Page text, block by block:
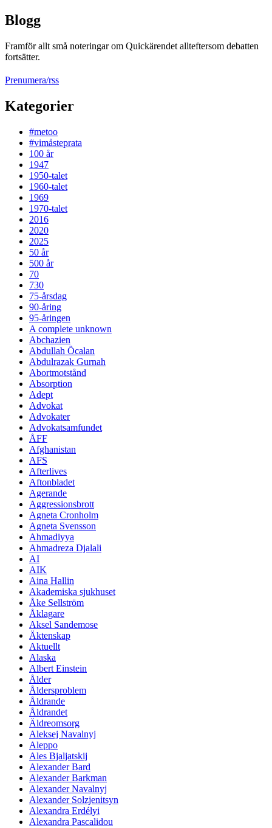
Blogg
Framför allt små noteringar om Quickärendet allteftersom debatten
fortsätter.
Prenumera/rss
Kategorier
#metoo
#vimåsteprata
100 år
1947
1950-talet
1960-talet
1969
1970-talet
2016
2020
2025
50 år
500 år
70
730
75-årsdag
90-åring
95-åringen
A complete unknown
Abchazien
Abdullah Öcalan
Abdulrazak Gurnah
Abortmotstånd
Absorption
Adept
Advokat
Advokater
Advokatsamfundet
ÅFF
Afghanistan
AFS
Afterlives
Aftonbladet
Agerande
Aggressionsbrott
Agneta Cronholm
Agneta Svensson
Ahmadiyya
Ahmadreza Djalali
AI
AIK
Aina Hallin
Akademiska sjukhuset
Åke Sellström
Åklagare
Aksel Sandemose
Äktenskap
Aktuellt
Alaska
Albert Einstein
Ålder
Åldersproblem
Åldrande
Åldrandet
Äldreomsorg
Aleksej Navalnyj
Aleppo
Ales Bjaljatskij
Alexander Bard
Alexander Barkman
Alexander Navalnyj
Alexander Solzjenitsyn
Alexandra Erdélyi
Alexandra Pascalidou